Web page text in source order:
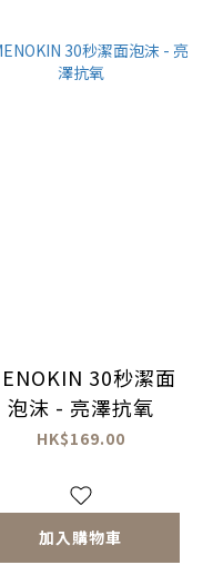
30秒潔面
泡沫 - 亮澤抗氧
HK$169.00
加入購物車